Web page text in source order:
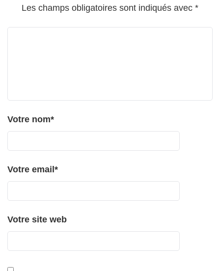
Les champs obligatoires sont indiqués avec *
Votre nom*
Votre email*
Votre site web